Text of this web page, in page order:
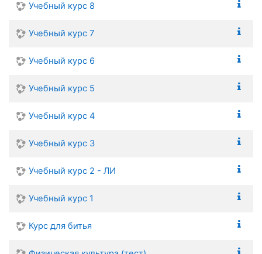
Учебный курс 8
Учебный курс 7
Учебный курс 6
Учебный курс 5
Учебный курс 4
Учебный курс 3
Учебный курс 2 - ЛИ
Учебный курс 1
Курс для битья